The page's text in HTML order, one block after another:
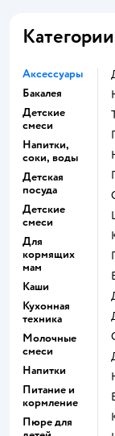
Категории
Аксессуары
Бакалея
Детские
смеси
Напитки,
соки, воды
Детская
посуда
Детские
смеси
Для
кормящих
мам
Каши
Кухонная
техника
Молочные
смеси
Напитки
Питание и
кормление
Пюре для